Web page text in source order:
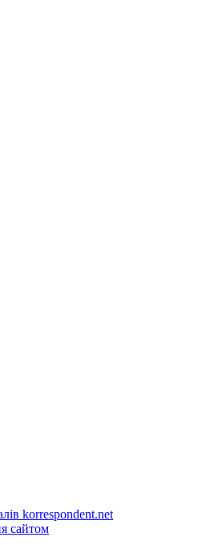
korrespondent.net
сайтом